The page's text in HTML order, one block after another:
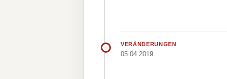
VERÄNDERUNGEN
05.04.2019